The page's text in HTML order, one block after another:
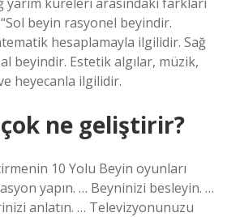
beyin rasyonel beyindir.
hesaplamayla ilgilidir. Sağ
beyindir. Estetik algılar, müzik,
heyecanla ilgilidir.
ne geliştirir?
10 Yolu Beyin oyunları
yapın. … Beyninizi besleyin. …
anlatın. … Televizyonunuzu